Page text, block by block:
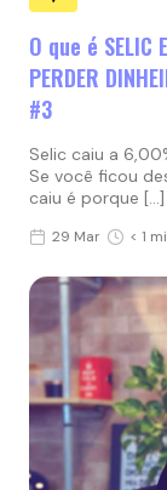
O que é SELIC
PERDER
#3
Selic caiu a
Se você ficou
caiu é porque […]
29 Mar < 1